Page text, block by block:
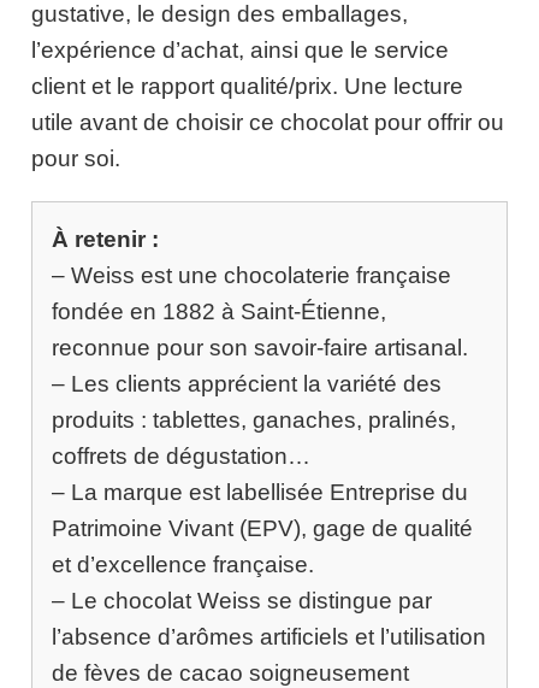
gustative, le design des emballages,
l’expérience d’achat, ainsi que le service
client et le rapport qualité/prix. Une lecture
utile avant de choisir ce chocolat pour offrir ou
pour soi.
À retenir :
– Weiss est une chocolaterie française
fondée en 1882 à Saint-Étienne,
reconnue pour son savoir-faire artisanal.
– Les clients apprécient la variété des
produits : tablettes, ganaches, pralinés,
coffrets de dégustation…
– La marque est labellisée Entreprise du
Patrimoine Vivant (EPV), gage de qualité
et d’excellence française.
– Le chocolat Weiss se distingue par
l’absence d’arômes artificiels et l’utilisation
de fèves de cacao soigneusement